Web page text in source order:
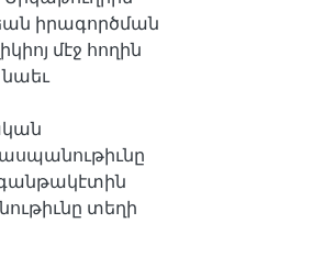
իրագործման
մէջ հողին
տեղի